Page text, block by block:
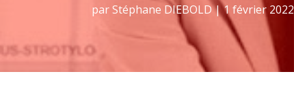
parStéphane DIEBOLD|1 février 2022